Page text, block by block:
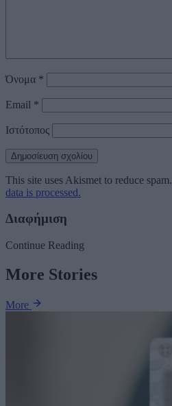
Όνομα *
Email *
Ιστότοπος
This site uses Akismet to reduce spam.
data is processed.
Διαφήμιση
Continue Reading
More Stories
More